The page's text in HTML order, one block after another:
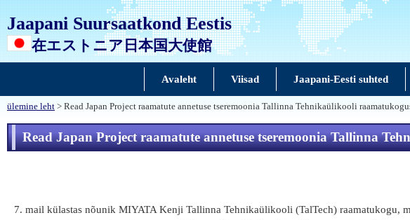
Jaapani Suursaatkond Eestis
在エストニア日本国大使館
Avaleht Viisad Jaapani-Eesti suhted
ülemine leht > Read Japan Project raamatute annetuse tseremoonia Tallinna Tehnikaülikooli
Read Japan Project raamatute annetuse tseremoonia Tallinna
7. mail külastas nõunik MIYATA Kenji Tallinna Tehnikaülikooli (TalTech) raamatukogu,